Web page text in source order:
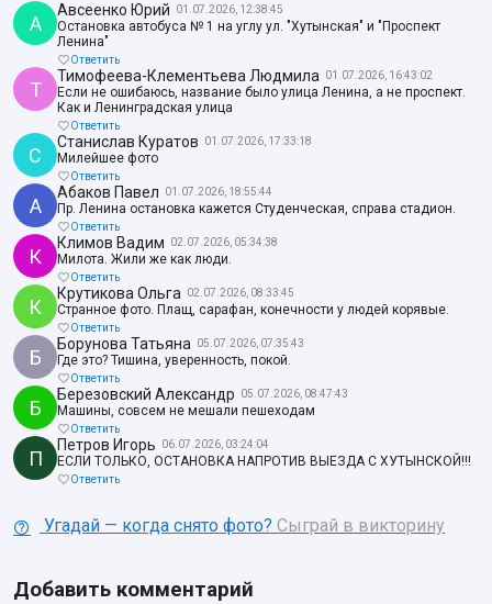
А
Авсеенко Юрий 01.07.2026, 12:38:45
Остановка автобуса № 1 на углу ул. "Хутынская" и "Проспект
Ленина"
Ответить
Т
Тимофеева-Клементьева Людмила 01.07.2026, 16:43:02
Если не ошибаюсь, название было улица Ленина, а не проспект.
Как и Ленинградская улица
Ответить
С
Станислав Куратов 01.07.2026, 17:33:18
Милейшее фото
Ответить
А
Абаков Павел 01.07.2026, 18:55:44
Пр. Ленина остановка кажется Студенческая, справа стадион.
Ответить
К
Климов Вадим 02.07.2026, 05:34:38
Милота. Жили же как люди.
Ответить
К
Крутикова Ольга 02.07.2026, 08:33:45
Странное фото. Плащ, сарафан, конечности у людей корявые.
Ответить
Б
Борунова Татьяна 05.07.2026, 07:35:43
Где это? Тишина, уверенность, покой.
Ответить
Б
Березовский Александр 05.07.2026, 08:47:43
Машины, совсем не мешали пешеходам
Ответить
П
Петров Игорь 06.07.2026, 03:24:04
ЕСЛИ ТОЛЬКО, ОСТАНОВКА НАПРОТИВ ВЫЕЗДА С ХУТЫНСКОЙ!!!
Ответить
Угадай — когда снято фото? Сыграй в викторину
Добавить комментарий